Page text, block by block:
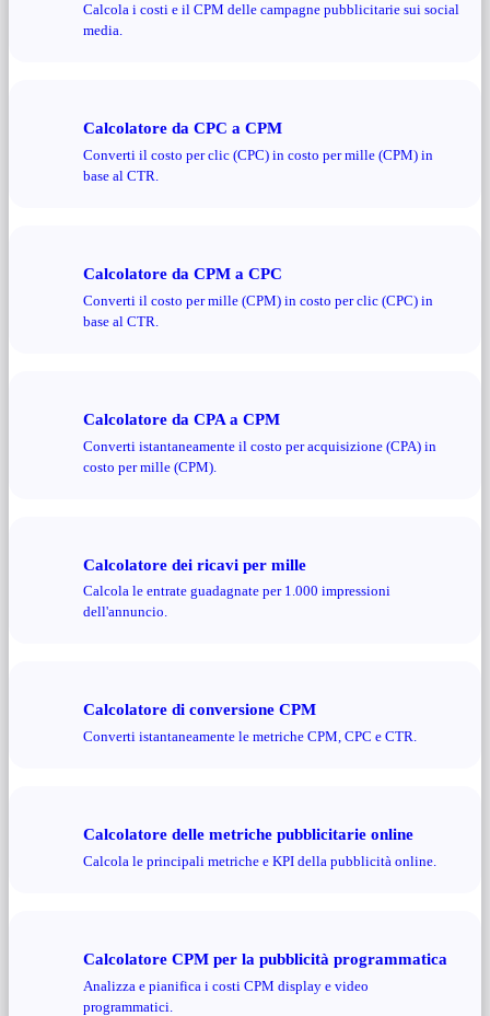
Calcola i costi e il CPM delle campagne pubblicitarie sui social
media.
Calcolatore da CPC a CPM
Converti il ​​costo per clic (CPC) in costo per mille (CPM) in
base al CTR.
Calcolatore da CPM a CPC
Converti il ​​costo per mille (CPM) in costo per clic (CPC) in
base al CTR.
Calcolatore da CPA a CPM
Converti istantaneamente il costo per acquisizione (CPA) in
costo per mille (CPM).
Calcolatore dei ricavi per mille
Calcola le entrate guadagnate per 1.000 impressioni
dell'annuncio.
Calcolatore di conversione CPM
Converti istantaneamente le metriche CPM, CPC e CTR.
Calcolatore delle metriche pubblicitarie online
Calcola le principali metriche e KPI della pubblicità online.
Calcolatore CPM per la pubblicità programmatica
Analizza e pianifica i costi CPM display e video
programmatici.